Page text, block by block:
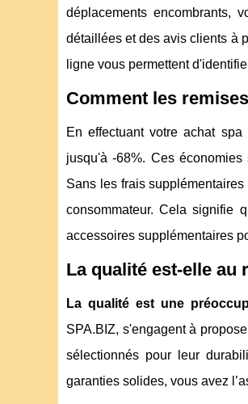
déplacements encombrants,
détaillées et des avis clients à
ligne vous permettent
Comment les
En effectuant votre achat
jusqu'à -68%. Ces
Sans les frais
consommateur. Cela signifie
accessoires supplémentaires
La qualité est-elle au
La qualité est une
SPA.BIZ, s'engagent à
sélectionnés pour leur
garanties solides, vous avez